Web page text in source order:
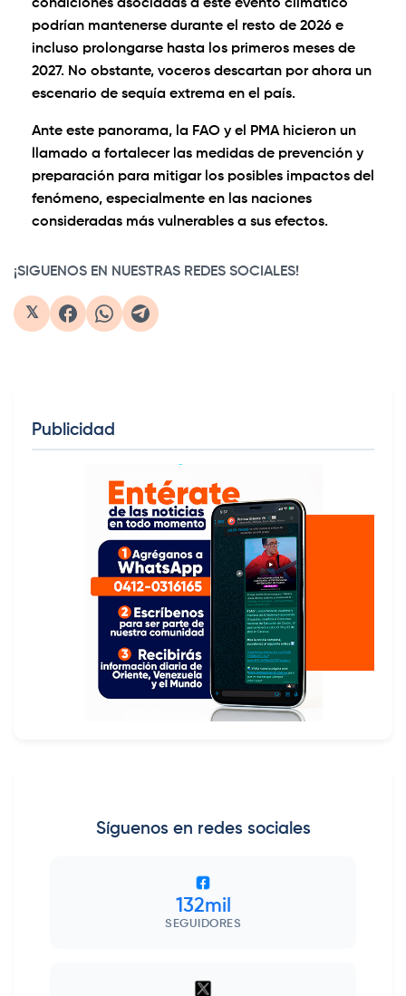
condiciones asociadas a este evento climático
podrían mantenerse durante el resto de 2026 e
incluso prolongarse hasta los primeros meses de
2027. No obstante, voceros descartan por ahora un
escenario de sequía extrema en el país.
Ante este panorama, la FAO y el PMA hicieron un
llamado a fortalecer las medidas de prevención y
preparación para mitigar los posibles impactos del
fenómeno, especialmente en las naciones
consideradas más vulnerables a sus efectos.
¡SIGUENOS EN NUESTRAS REDES SOCIALES!
𝕏
Publicidad
Síguenos en redes sociales
132mil
SEGUIDORES